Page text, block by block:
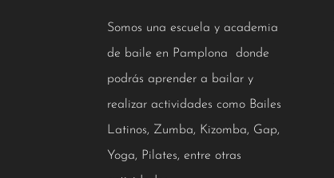
Somos una escuela y academia
de baile en Pamplona donde
podrás aprender a bailar y
realizar actividades como Bailes
Latinos, Zumba, Kizomba, Gap,
Yoga, Pilates, entre otras